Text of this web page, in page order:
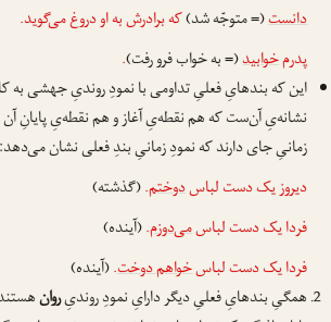
دانست(= متوجّه شد)که برادرش به او دروغ می‌گوید.
پدرمخوابید(= به خواب فرو رفت).
این که بندهایِ فعلیِ تداومی با نمودِ روندیِ جهشی به
نشانه‌یِ آن‌ست که هم نقطه‌یِ آغاز و هم نقطه‌یِ پایانِ
زمانیِ جای دارند که نمودِ زمانیِ بندِ فعلی نشان می‌دهد:
دیروز یک دست لباسدوختم.(گذشته)
فردا یک دست لباسمی‌دوزم.(آینده)
فردا یک دست لباسخواهم دوخت.(آینده)
همگیِ بندهایِ فعلیِ دیگر دارایِ نمودِ روندیِروان